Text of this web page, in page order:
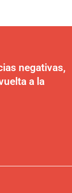
negativas,
a la